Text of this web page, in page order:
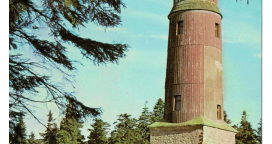
samoty a Údolím vzdechů
Vyhlídka v ulici Legionářů v Mělníku
Údajná vyhlídka u pomníku Hanse Kudlicha
v Nové Vsi-Teplicích
Údajná vyhlídka pod Širokým vrchem
Boreč – vyhlídka k jihu
Boreč – vyhlídka k východu
Vrázova vyhlídka v Mělníku